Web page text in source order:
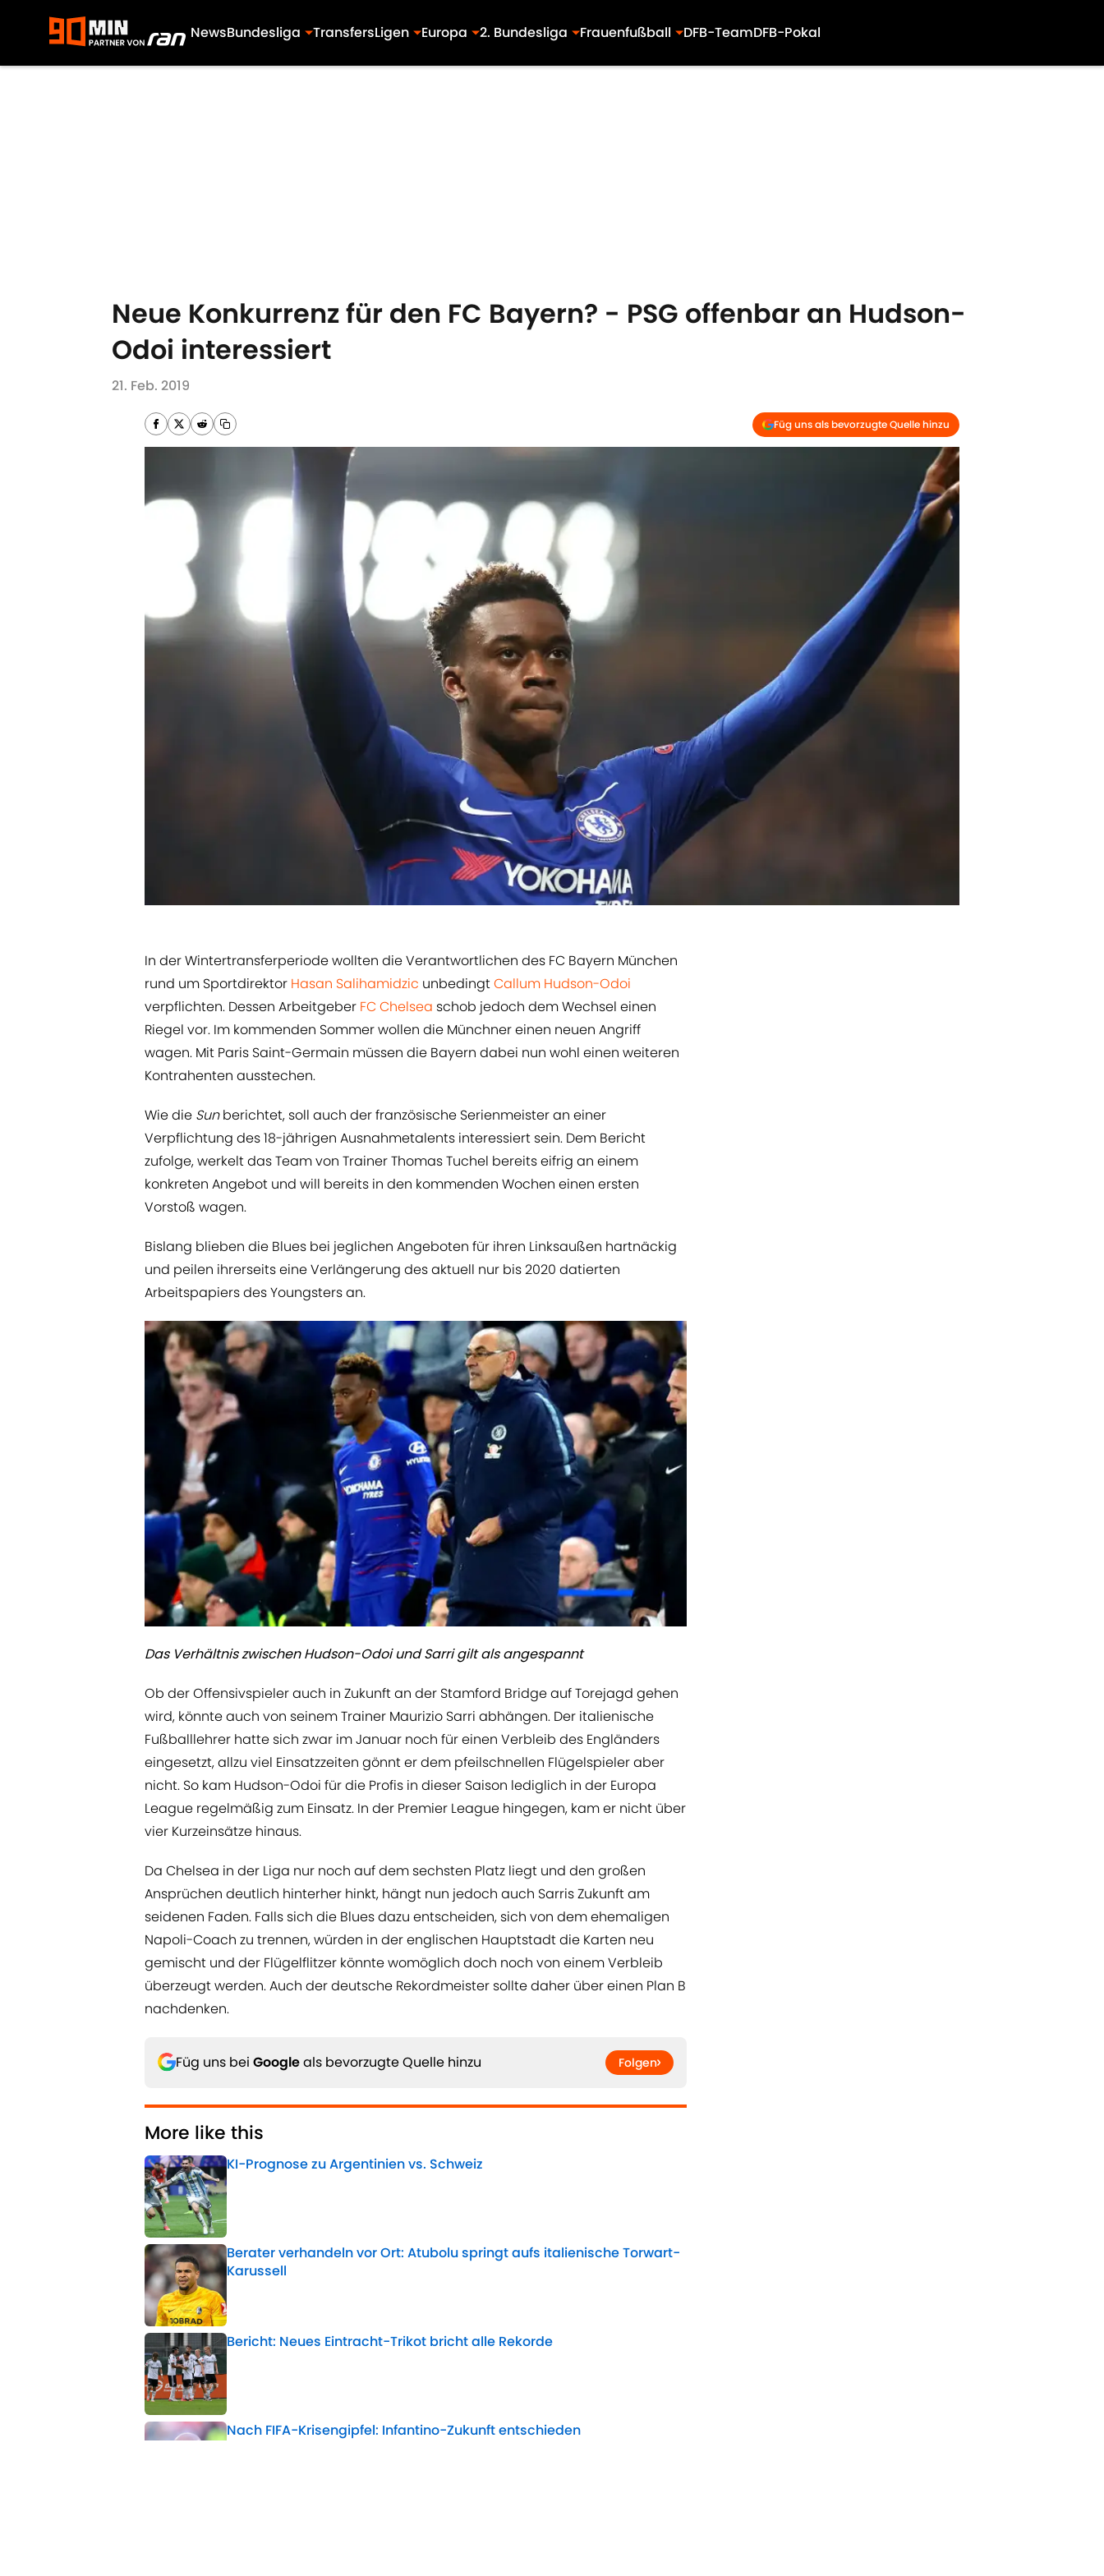
NewsBundesliga TransfersLigen Europa 2. Bundesliga Frauenfußball DFB-TeamDFB-Pokal
Neue Konkurrenz für den FC Bayern? - PSG offenbar an Hudson-
Odoi interessiert
21. Feb. 2019
Füg uns als bevorzugte Quelle hinzu
In der Wintertransferperiode wollten die Verantwortlichen des FC Bayern München
rund um Sportdirektor ​ Hasan Salihamidzic unbedingt ​Callum Hudson-Odoi
verpflichten. Dessen Arbeitgeber ​ FC Chelsea schob jedoch dem Wechsel einen
Riegel vor. Im kommenden Sommer wollen die Münchner einen neuen Angriff
wagen. Mit Paris Saint-Germain müssen die Bayern dabei nun wohl einen weiteren
Kontrahenten ausstechen.
Wie die Sunberichtet, soll auch der französische Serienmeister an einer
Verpflichtung des 18-jährigen Ausnahmetalents interessiert sein. Dem Bericht
zufolge, werkelt das Team von Trainer Thomas Tuchel bereits eifrig an einem
konkreten Angebot und will bereits in den kommenden Wochen einen ersten
Vorstoß wagen.
Bislang blieben die Blues bei jeglichen Angeboten für ihren Linksaußen hartnäckig
und peilen ihrerseits eine Verlängerung des aktuell nur bis 2020 datierten
Arbeitspapiers des Youngsters an.
Das Verhältnis zwischen Hudson-Odoi und Sarri gilt als angespannt
Ob der Offensivspieler auch in Zukunft an der Stamford Bridge auf Torejagd gehen
wird, könnte auch von seinem Trainer Maurizio Sarri abhängen. Der italienische
Fußballlehrer hatte sich zwar im Januar noch für einen Verbleib des Engländers
eingesetzt, allzu viel Einsatzzeiten gönnt er dem pfeilschnellen Flügelspieler aber
nicht. So kam Hudson-Odoi für die Profis in dieser Saison lediglich in der Europa
League regelmäßig zum Einsatz. In der Premier League hingegen, kam er nicht über
vier Kurzeinsätze hinaus.
Da Chelsea in der Liga nur noch auf dem sechsten Platz liegt und den großen
Ansprüchen deutlich hinterher hinkt, hängt nun jedoch auch Sarris Zukunft am
seidenen Faden. Falls sich die Blues dazu entscheiden, sich von dem ehemaligen
Napoli-Coach zu trennen, würden in der englischen Hauptstadt die Karten neu
gemischt und der Flügelflitzer könnte womöglich doch noch von einem Verbleib
überzeugt werden. Auch der deutsche Rekordmeister sollte daher über einen Plan B
nachdenken.
Füg uns bei Googleals bevorzugte Quelle hinzu Folgen
More like this
KI-Prognose zu Argentinien vs. Schweiz
Published by on Invalid Date
Berater verhandeln vor Ort: Atubolu springt aufs italienische Torwart-
Karussell
Bericht: Neues Eintracht-Trikot bricht alle Rekorde
Nach FIFA-Krisengipfel: Infantino-Zukunft entschieden
Published by on Invalid Date